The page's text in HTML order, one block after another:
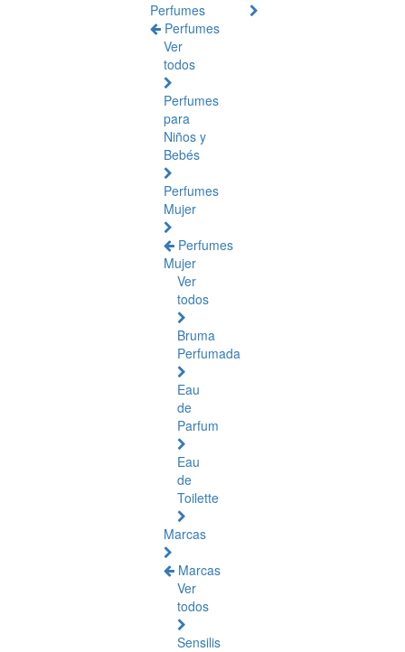
Perfumes
Perfumes
Ver
todos
Perfumes
para
Niños y
Bebés
Perfumes
Mujer
Perfumes
Mujer
Ver
todos
Bruma
Perfumada
Eau
de
Parfum
Eau
de
Toilette
Marcas
Marcas
Ver
todos
Sensilis